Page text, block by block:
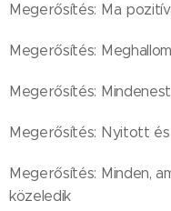
Megerősítés: Ma
Megerősítés:
Megerősítés:
Megerősítés: Nyitott
Megerősítés: Minden,
közeledik